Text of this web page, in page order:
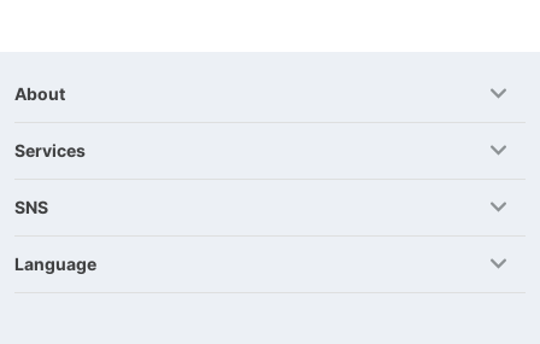
About
Services
SNS
Language